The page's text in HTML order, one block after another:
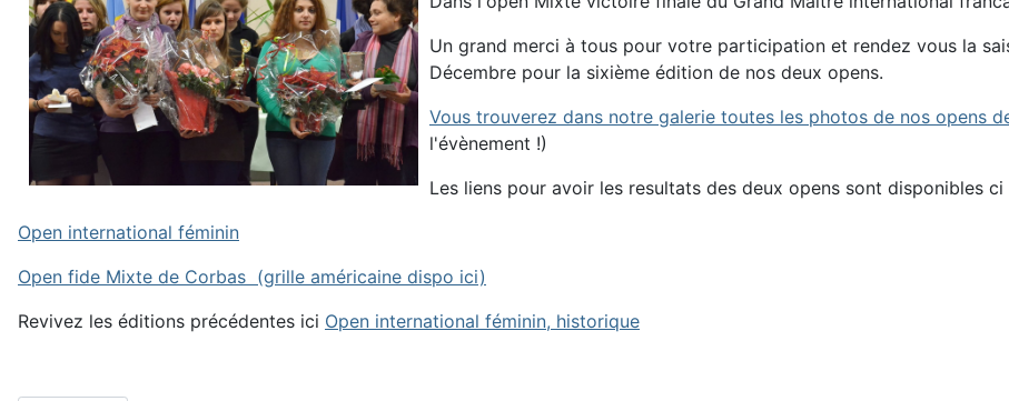
Un grand merci à tous pour votre participation et rendez vous la
Décembre pour la sixième édition de nos deux opens.
Vous trouverez dans notre galerie toutes les photos de nos opens
l'évènement !)
Les liens pour avoir les resultats des deux opens sont disponibles ci
Open international féminin
Open fide Mixte de Corbas (grille américaine dispo ici)
Revivez les éditions précédentes ici Open international féminin, historique